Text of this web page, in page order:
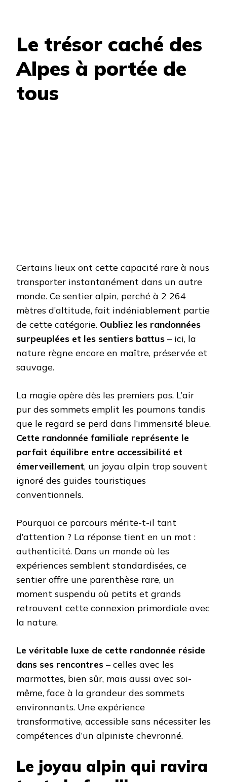
Le trésor caché des
Alpes à portée de
tous
Certains lieux ont cette capacité rare à nous
transporter instantanément dans un autre
monde. Ce sentier alpin, perché à 2 264
mètres d’altitude, fait indéniablement partie
de cette catégorie. Oubliez les randonnées
surpeuplées et les sentiers battus – ici, la
nature règne encore en maître, préservée et
sauvage.
La magie opère dès les premiers pas. L’air
pur des sommets emplit les poumons tandis
que le regard se perd dans l’immensité bleue.
Cette randonnée familiale représente le
parfait équilibre entre accessibilité et
émerveillement, un joyau alpin trop souvent
ignoré des guides touristiques
conventionnels.
Pourquoi ce parcours mérite-t-il tant
d’attention ? La réponse tient en un mot :
authenticité. Dans un monde où les
expériences semblent standardisées, ce
sentier offre une parenthèse rare, un
moment suspendu où petits et grands
retrouvent cette connexion primordiale avec
la nature.
Le véritable luxe de cette randonnée réside
dans ses rencontres – celles avec les
marmottes, bien sûr, mais aussi avec soi-
même, face à la grandeur des sommets
environnants. Une expérience
transformative, accessible sans nécessiter les
compétences d’un alpiniste chevronné.
Le joyau alpin qui ravira